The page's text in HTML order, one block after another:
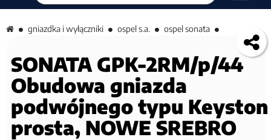
gniazdka i wyłączniki ospel s.a. ospel sonata
SONATA GPK-2RM/p/44
Obudowa gniazda
podwójnego typu Keyston
prosta, NOWE SREBRO